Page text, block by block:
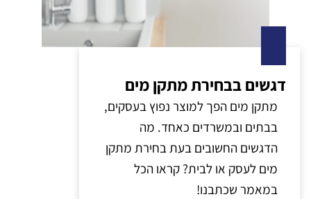
דגשים בבחירת מתקן מים
מתקן מים הפך למוצר נפוץ בעסקים,
בבתים ובמשרדים כאחד. מה
הדגשים החשובים בעת בחירת מתקן
מים לעסק או לבית? קראו הכל
במאמר שכתבנו!